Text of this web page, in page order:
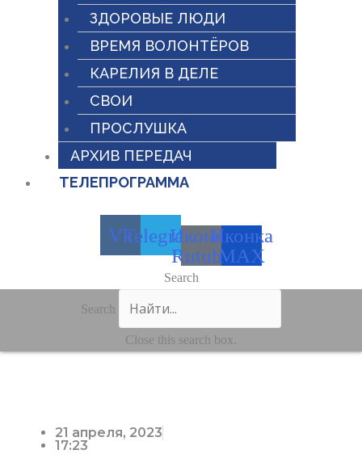
ЗДОРОВЫЕ ЛЮДИ
ВРЕМЯ ВОЛОНТЁРОВ
КАРЕЛИЯ В ДЕЛЕ
СВОИ
ПРОСЛУШКА
АРХИВ ПЕРЕДАЧ
ТЕЛЕПРОГРАММА
VkTelegramИконка
Rutube
Иконка
MAX
Search
Search
Close this search box.
21 апреля, 2023
17:23